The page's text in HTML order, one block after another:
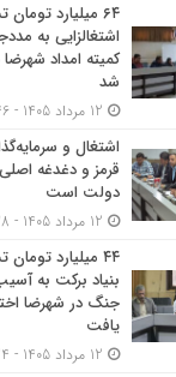
۶۴ میلیارد
اشتغالزایی به
کمیته امداد
شد
اشتغال و
قرمز و دغدغه
دولت است
۴۴ میلیارد
بنیاد برکت به
جنگ در شهرضا
یافت